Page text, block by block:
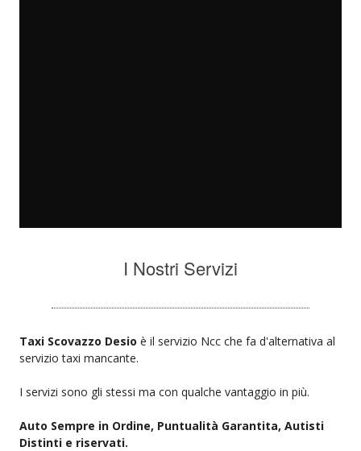
I Nostri Servizi
Taxi Scovazzo Desio è il servizio Ncc che fa d'alternativa al
servizio taxi mancante.
I servizi sono gli stessi ma con qualche vantaggio in più.
Auto Sempre in Ordine, Puntualità Garantita, Autisti
Distinti e riservati.